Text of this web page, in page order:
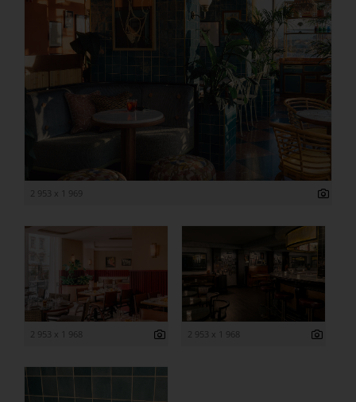
2 953 x 1 969
2 953 x 1 968 2 953 x 1 968